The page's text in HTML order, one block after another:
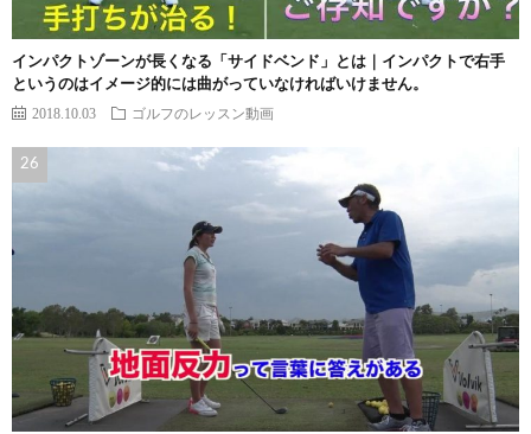
インパクトゾーンが長くなる「サイドベンド」とは｜インパクトで右手
というのはイメージ的には曲がっていなければいけません。
2018.10.03 ゴルフのレッスン動画